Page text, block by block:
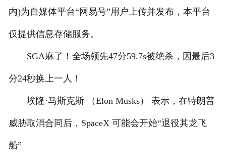
内)为自媒体平台“网易号”用户上传并发布，本平台
仅提供信息存储服务。
SGA麻了！全场领先47分59.7s被绝杀，因最后3
分24秒换上一人！
埃隆·马斯克斯 （Elon Musks） 表示，在特朗普
威胁取消合同后，SpaceX 可能会开始“退役其龙飞
船”